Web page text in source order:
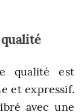
qualité est
et expressif.
avec une